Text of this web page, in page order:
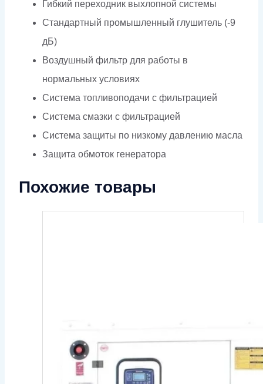
Гибкий переходник выхлопной системы
Стандартный промышленный глушитель (-9
дБ)
Воздушный фильтр для работы в
нормальных условиях
Система топливоподачи с фильтрацией
Система смазки с фильтрацией
Система защиты по низкому давлению масла
Защита обмоток генератора
Похожие товары